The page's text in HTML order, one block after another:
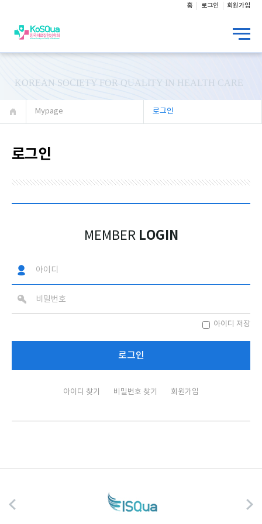
홈 로그인 회원가입
KOREAN SOCIETY FOR QUALITY IN HEALTH CARE
Mypage 로그인
로그인
MEMBER LOGIN
아이디 저장
아이디 찾기 비밀번호 찾기 회원가입